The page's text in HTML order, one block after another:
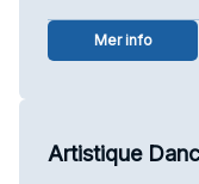
Mer info
Artistique